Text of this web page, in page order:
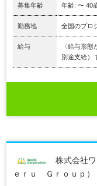
募集年齢 年齢: 〜 40
勤務地 全国のプロ
給与
〈給与形
別途支給）
株式会社
ｅｒｕ Ｇｒｏｕｐ）